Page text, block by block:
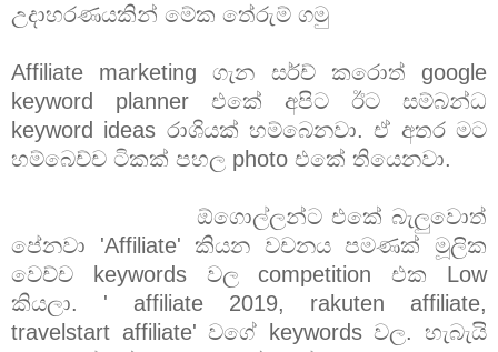
උදාහරණයකින් මේක තේරුම් ගමු
Affiliate marketing ගැන සර්ච් කරොත් google
keyword planner එකේ අපිට ඊට සම්බන්ධ
keyword ideas රාශියක් හම්බෙනවා. ඒ අතර මට
හම්බෙච්ච ටිකක් පහල photo එකේ තියෙනවා.
ඕගොල්ලන්ට එකේ බැලුවොත්
පේනවා 'Affiliate' කියන වචනය පමණක් මූලික
වෙච්ච keywords වල competition එක Low
කියලා. ' affiliate 2019, rakuten affiliate,
travelstart affiliate' වගේ keywords වල. හැබැයි